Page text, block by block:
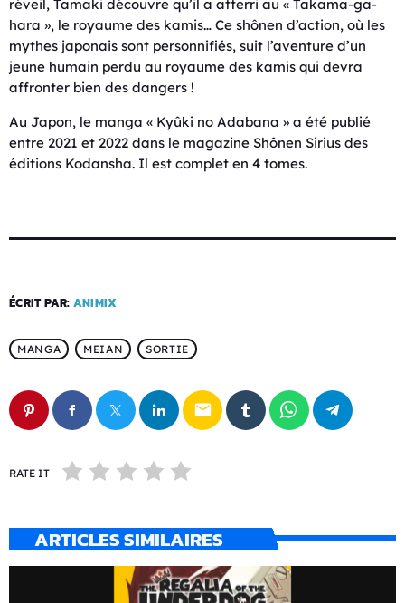
réveil, Tamaki découvre qu’il a atterri au « Takama-ga-
hara », le royaume des kamis… Ce shônen d’action, où les
mythes japonais sont personnifiés, suit l’aventure d’un
jeune humain perdu au royaume des kamis qui devra
affronter bien des dangers !
Au Japon, le manga « Kyûki no Adabana » a été publié
entre 2021 et 2022 dans le magazine Shônen Sirius des
éditions Kodansha. Il est complet en 4 tomes.
ÉCRIT PAR: ANIMIX
MANGA MEIAN SORTIE
email
RATE IT
ARTICLES SIMILAIRES